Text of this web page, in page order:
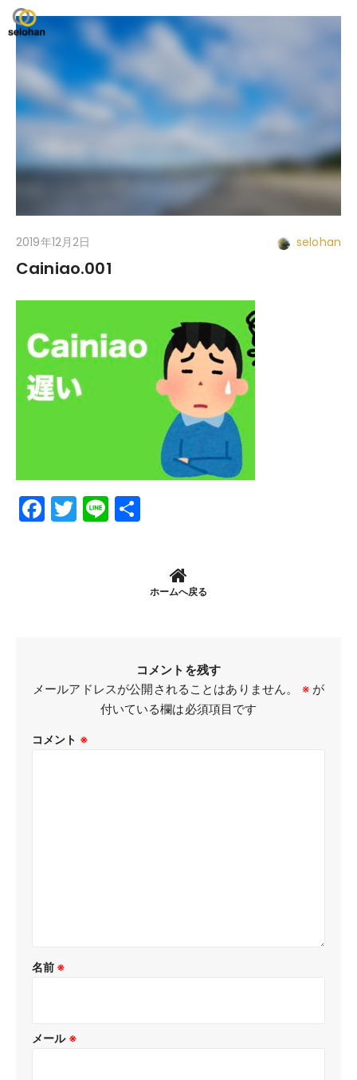
2019年12月2日 selohan
Cainiao.001
Facebook
Twitter
Line
ホームへ戻る
コメントを残す
メールアドレスが公開されることはありません。
※が
付いている欄は必須項目です
コメント ※
名前 ※
メール ※